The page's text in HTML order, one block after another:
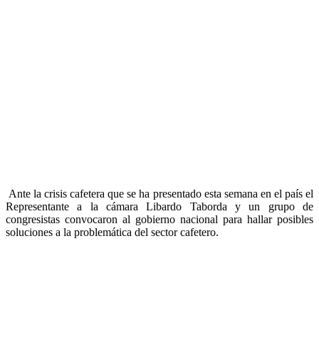
Ante la crisis cafetera que se ha presentado esta semana en el país el
Representante a la cámara Libardo Taborda y un grupo de
congresistas convocaron al gobierno nacional para hallar posibles
soluciones a la problemática del sector cafetero.